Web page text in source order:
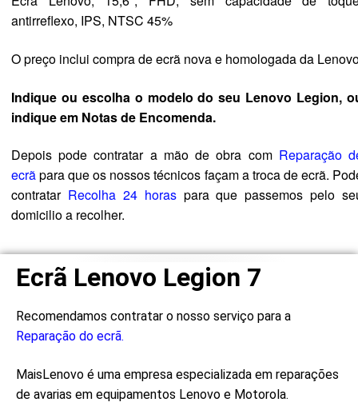
antirreflexo, IPS, NTSC 45%
O preço inclui compra de ecrã nova e homologada da
Indique ou escolha o modelo do seu Lenovo Legion,
indique em Notas de Encomenda.
Depois pode contratar a mão de obra com Reparação
ecrãpara que os nossos técnicos façam a troca de ecrã.
contratar Recolha 24 horaspara que passemos pelo
domicilio a recolher.
Ecrã Lenovo Legion 7
Recomendamos contratar o nosso serviço para a
Reparação do ecrã.
MaisLenovo é uma empresa especializada em reparações
de avarias em equipamentos Lenovo e Motorola.